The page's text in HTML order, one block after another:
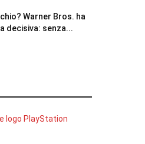
Warner Bros. ha
decisiva: senza...